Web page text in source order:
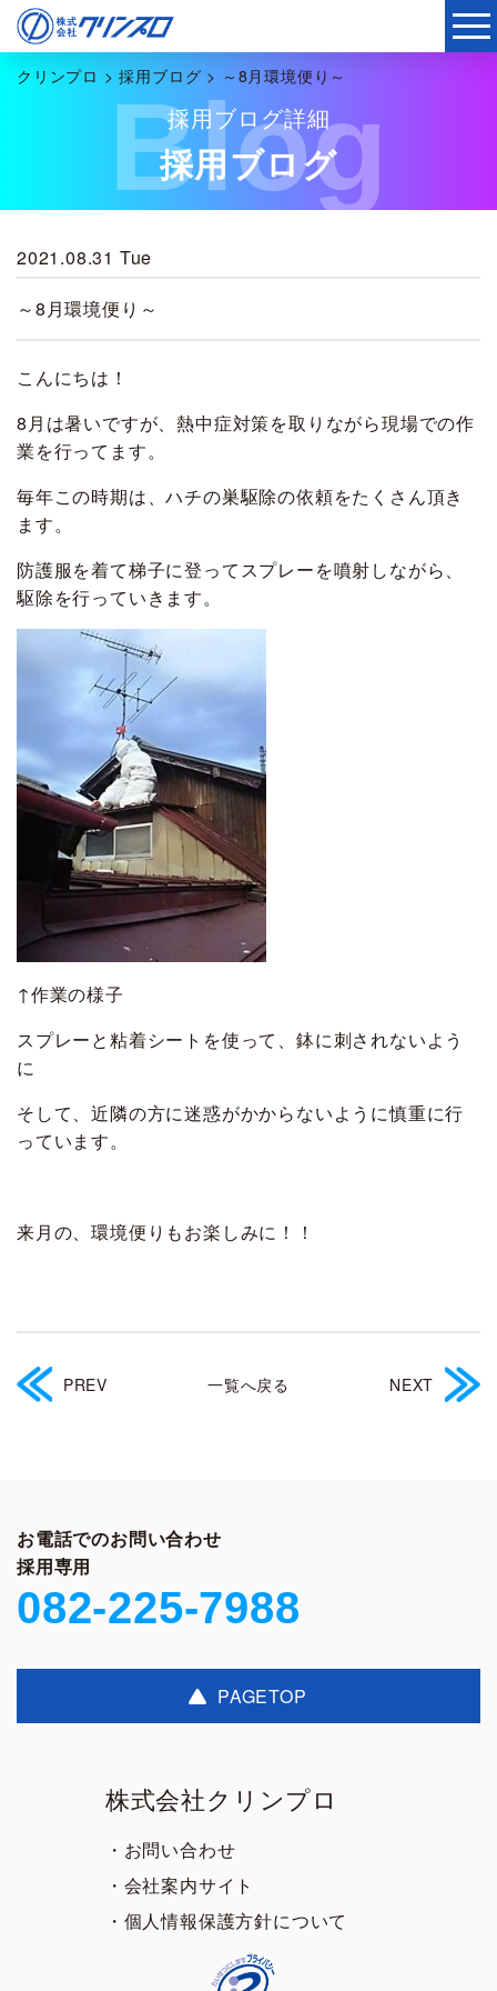
Blog
クリンプロ >採用ブログ> ～8月環境便り～
採用ブログ詳細
採用ブログ
2021.08.31 Tue
～8月環境便り～
こんにちは！
8月は暑いですが、熱中症対策を取りながら現場での作
業を行ってます。
毎年この時期は、ハチの巣駆除の依頼をたくさん頂き
ます。
防護服を着て梯子に登ってスプレーを噴射しながら、
駆除を行っていきます。
↑作業の様子
スプレーと粘着シートを使って、鉢に刺されないよう
に
そして、近隣の方に迷惑がかからないように慎重に行
っています。
来月の、環境便りもお楽しみに！！
PREV 一覧へ戻る NEXT
株式会社クリンプロ
・お問い合わせ
・会社案内サイト
・個人情報保護方針について
お電話でのお問い合わせ
採用専用
082-225-7988
PAGETOP